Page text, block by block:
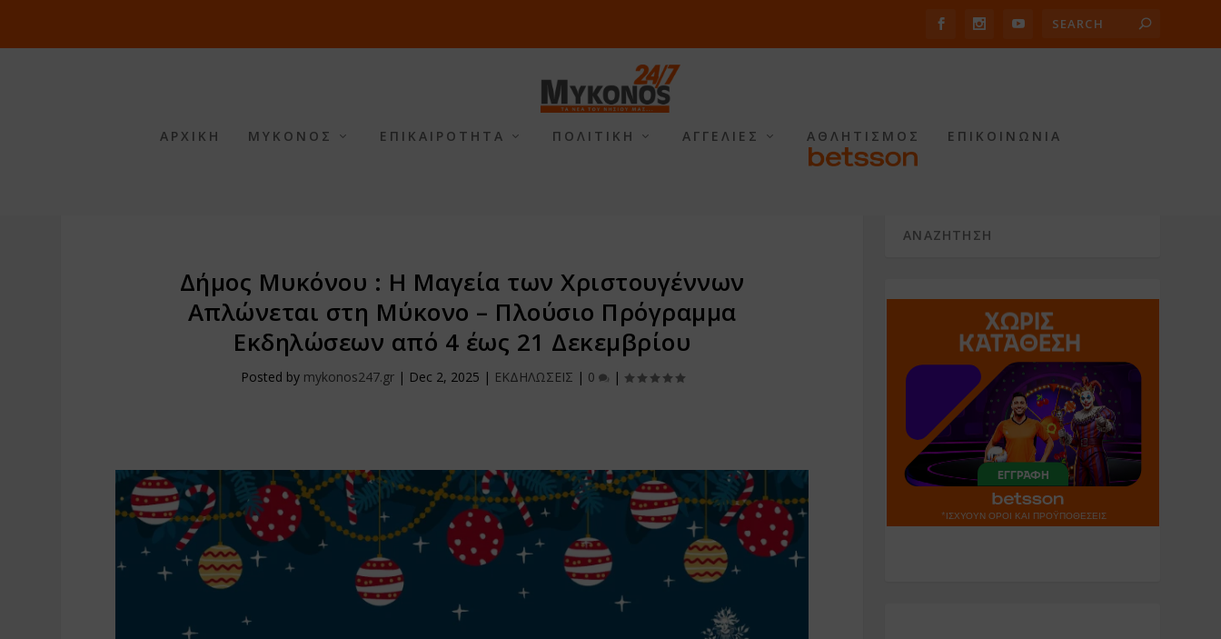
ΑΡΧΙΚΗ ΜΥΚΟΝΟΣ ΕΠΙΚΑΙΡΟΤΗΤΑ ΠΟΛΙΤΙΚΗ ΑΓΓΕΛΙΕΣ ΑΘΛΗΤΙΣΜΟΣ ΕΠΙΚΟΙΝΩΝΙΑ
Δήμος Μυκόνου : Η Μαγεία των Χριστουγέννων
Απλώνεται στη Μύκονο – Πλούσιο Πρόγραμμα
Εκδηλώσεων από 4 έως 21 Δεκεμβρίου
Posted by mykonos247.gr| Dec 2, 2025 | ΕΚΔΗΛΩΣΕΙΣ | 0 |